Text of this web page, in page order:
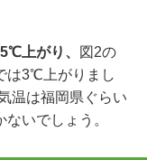
上がり、
図2の
は3℃上がりまし
温は福岡県ぐらい
いでしょう。